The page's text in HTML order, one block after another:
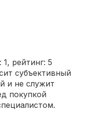
1, рейтинг: 5
субъективный
и не служит
покупкой